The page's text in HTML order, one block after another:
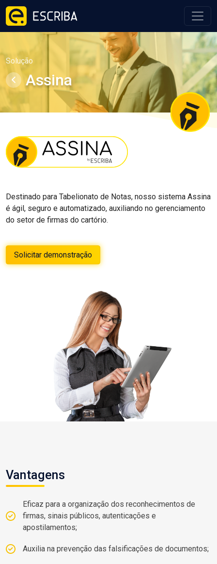
Solução
voltarAssina
Destinado para Tabelionato de Notas, nosso sistema Assina
é ágil, seguro e automatizado, auxiliando no gerenciamento
do setor de firmas do cartório.
Solicitar demonstração
Vantagens
Eficaz para a organização dos reconhecimentos de
firmas, sinais públicos, autenticações e
apostilamentos;
Auxilia na prevenção das falsificações de documentos;